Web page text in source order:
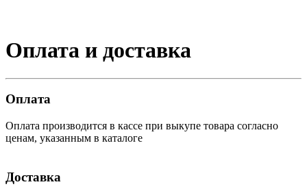
Оплата и доставка
Оплата
Оплата производится в кассе при выкупе товара согласно
ценам, указанным в каталоге
Доставка